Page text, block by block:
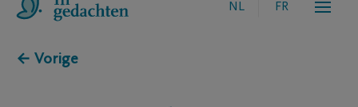
NL FR
← Vorige